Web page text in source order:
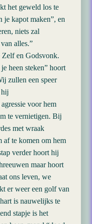
het geweld los te
je kapot maken”, en
niets zal
alles.”
en Godsvonk.
heen steken” hoort
zullen een speer
hij
voor hem
te vernietigen. Bij
met wraak
af te komen om hem
verder hoort hij
maar hoort
ons leven, we
er weer een golf van
is nauwelijks te
stapje is het